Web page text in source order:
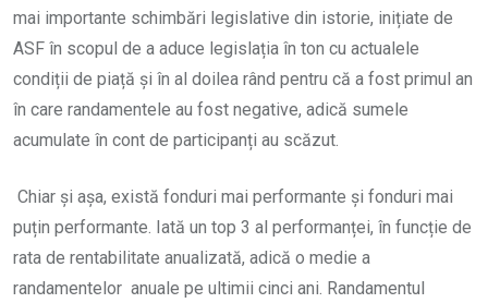
mai importante schimbări legislative din istorie, inițiate de
ASF în scopul de a aduce legislația în ton cu actualele
condiții de piață și în al doilea rând pentru că a fost primul an
în care randamentele au fost negative, adică sumele
acumulate în cont de participanți au scăzut.
Chiar și așa, există fonduri mai performante și fonduri mai
puțin performante. Iată un top 3 al performanței, în funcție de
rata de rentabilitate anualizată, adică o medie a
randamentelor anuale pe ultimii cinci ani. Randamentul